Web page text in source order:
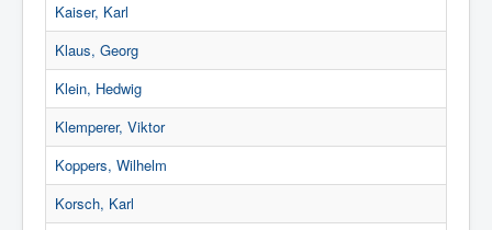
Kaiser, Karl
Klaus, Georg
Klein, Hedwig
Klemperer, Viktor
Koppers, Wilhelm
Korsch, Karl